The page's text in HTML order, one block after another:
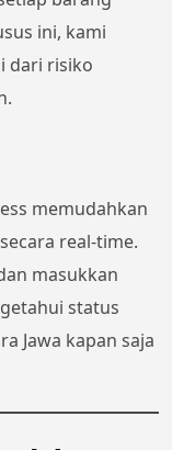
ini, kami
dari risiko
memudahkan
real-time.
masukkan
status
Jawa kapan saja